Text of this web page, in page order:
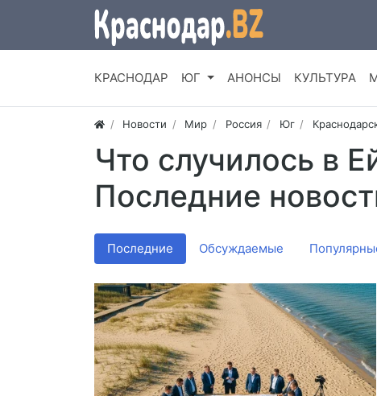
КРАСНОДАР ЮГ АНОНСЫ КУЛЬТУРА
Новости Мир Россия Юг
Что случилось в
Последние
Последние Обсуждаемые